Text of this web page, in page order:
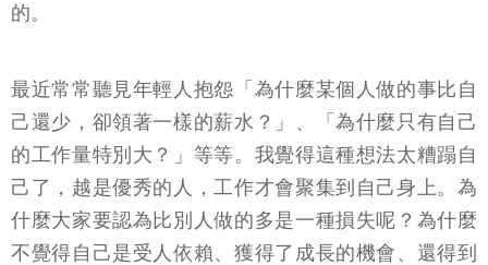
的。
最近常常聽見年輕人抱怨「為什麼某個人做的事比自
己還少，卻領著一樣的薪水？」、「為什麼只有自己
的工作量特別大？」等等。我覺得這種想法太糟蹋自
己了，越是優秀的人，工作才會聚集到自己身上。為
什麼大家要認為比別人做的多是一種損失呢？為什麼
不覺得自己是受人依賴、獲得了成長的機會、還得到